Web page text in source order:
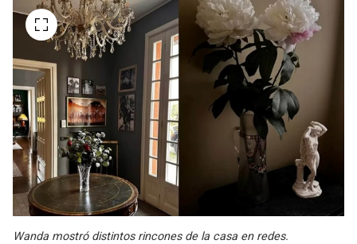
Wanda mostró distintos rincones de la casa en redes.